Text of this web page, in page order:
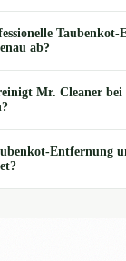
Taubenkot-
ab?
Mr. Cleaner
Entfernung